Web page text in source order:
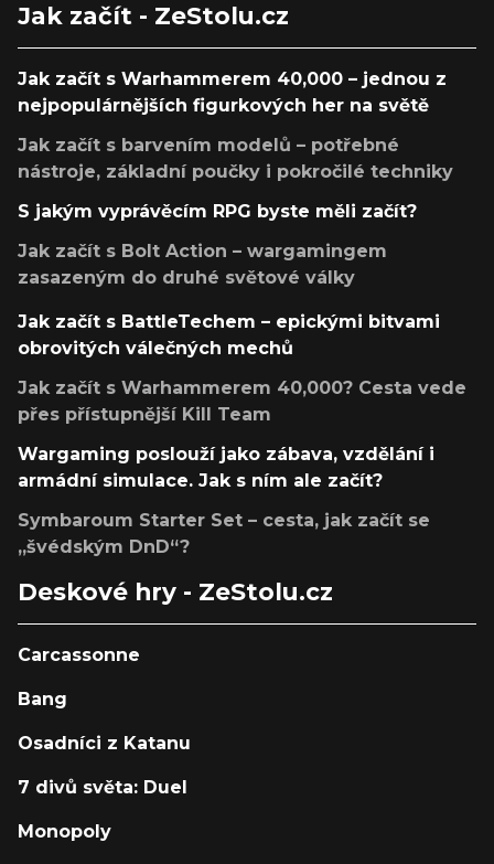
Jak začít - ZeStolu.cz
Jak začít s Warhammerem 40,000 – jednou z
nejpopulárnějších figurkových her na světě
Jak začít s barvením modelů – potřebné
nástroje, základní poučky i pokročilé techniky
S jakým vyprávěcím RPG byste měli začít?
Jak začít s Bolt Action – wargamingem
zasazeným do druhé světové války
Jak začít s BattleTechem – epickými bitvami
obrovitých válečných mechů
Jak začít s Warhammerem 40,000? Cesta vede
přes přístupnější Kill Team
Wargaming poslouží jako zábava, vzdělání i
armádní simulace. Jak s ním ale začít?
Symbaroum Starter Set – cesta, jak začít se
„švédským DnD“?
Deskové hry - ZeStolu.cz
Carcassonne
Bang
Osadníci z Katanu
7 divů světa: Duel
Monopoly